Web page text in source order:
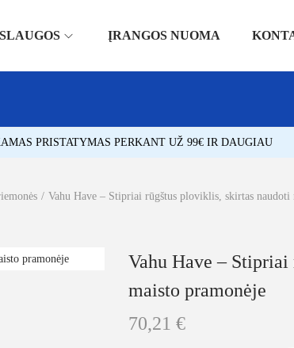
ĮRANGOS NUOMA
PRISTATYMAS PERKANT UŽ 99€ IR DAUGIAU
/ Vahu Have – Stipriai rūgštus ploviklis, skirtas naudoti
Vahu Have –
maisto pramonėje
70,21 €